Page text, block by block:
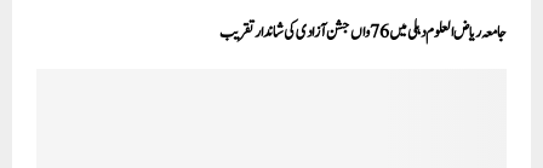
جامعہ ریاض العلوم دہلی میں 76واں جشن آزادی کی شاندار تقریب